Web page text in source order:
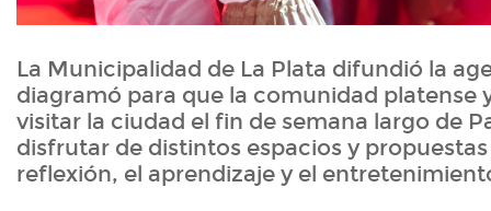
La Municipalidad de La Plata difundió la
diagramó para que la comunidad platense
visitar la ciudad el fin de semana largo de
disfrutar de distintos espacios y
reflexión, el aprendizaje y el